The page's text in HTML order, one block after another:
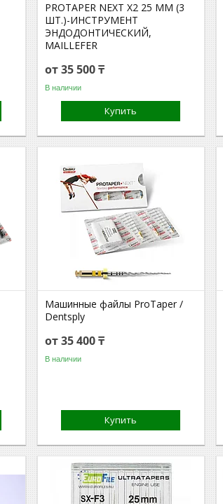
PROTAPER NEXT X2 25 ММ (3
ШТ.)-ИНСТРУМЕНТ
ЭНДОДОНТИЧЕСКИЙ,
MAILLEFER
от 35 500 ₸
В наличии
Купить
Машинные файлы ProTaper /
Dentsply
от 35 400 ₸
В наличии
Купить